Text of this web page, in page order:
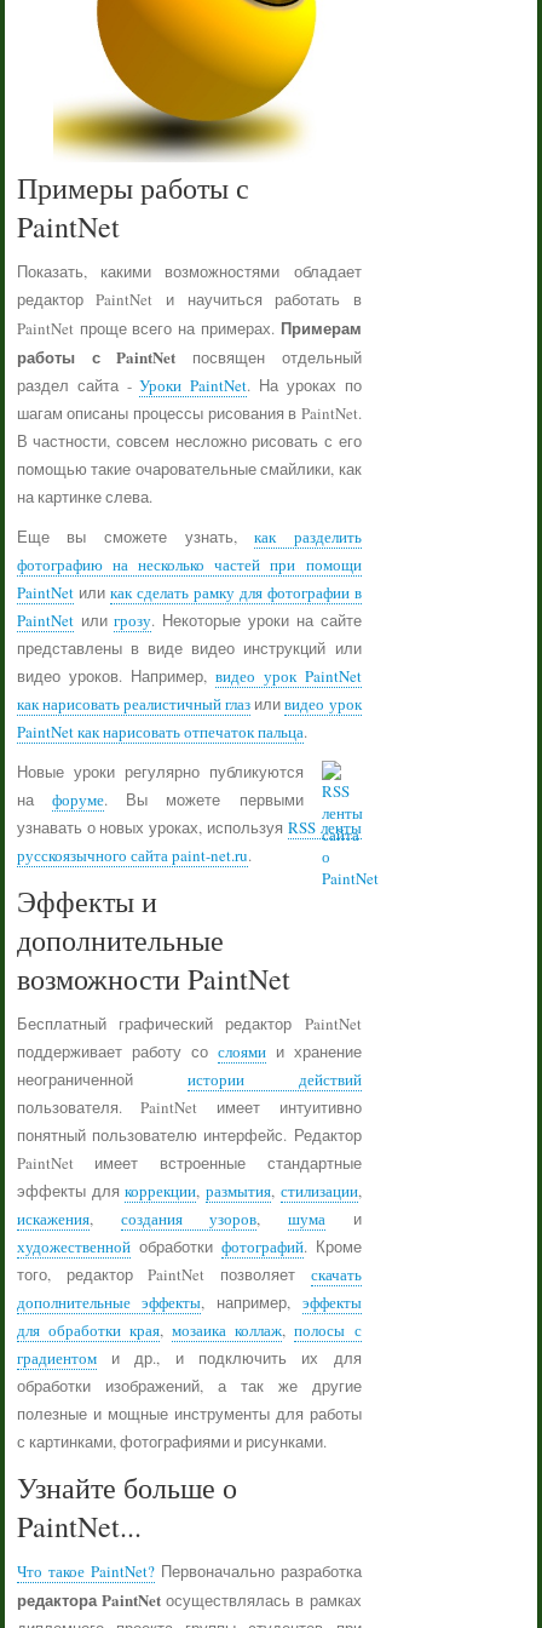
Примеры работы с
PaintNet
Показать, какими возможностями обладает
редактор PaintNet и научиться работать в
PaintNet проще всего на примерах. Примерам
работы с PaintNet посвящен отдельный
раздел сайта -Уроки PaintNet. На уроках по
шагам описаны процессы рисования в PaintNet.
В частности, совсем несложно рисовать с его
помощью такие очаровательные смайлики, как
на картинке слева.
Еще вы сможете узнать,как разделить
фотографию на несколько частей при помощи
PaintNetили как сделать рамку для фотографии в
PaintNetилигрозу. Некоторые уроки на сайте
представлены в виде видео инструкций или
видео уроков. Например, видео урок PaintNet
как нарисовать реалистичный глаз иливидео урок
PaintNet как нарисовать отпечаток пальца.
Новые уроки регулярно публикуются
нафоруме. Вы можете первыми
узнавать о новых уроках, используя RSS ленты
русскоязычного сайта paint-net.ru.
Эффекты и
дополнительные
возможности PaintNet
Бесплатный графический редактор PaintNet
поддерживает работу со слоямии хранение
неограниченной истории действий
пользователя. PaintNet имеет интуитивно
понятный пользователю интерфейс. Редактор
PaintNet имеет встроенные стандартные
эффекты длякоррекции, размытия, стилизации,
искажения, создания узоров, шумаи
художественнойобработки фотографий. Кроме
того, редактор PaintNet позволяет скачать
дополнительные эффекты, например, эффекты
для обработки края,мозаика коллаж,полосы с
градиентоми др., и подключить их для
обработки изображений, а так же другие
полезные и мощные инструменты для работы
с картинками, фотографиями и рисунками.
Узнайте больше о
PaintNet...
Что такое PaintNet?Первоначально разработка
редактора PaintNet осуществлялась в рамках